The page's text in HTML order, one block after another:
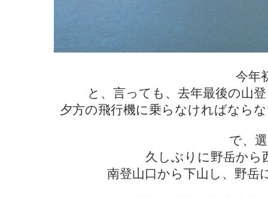
今年
と、言っても、去年最後の山
夕方の飛行機に乗らなければなら
で、
久しぶりに野岳から
南登山口から下山し、野岳